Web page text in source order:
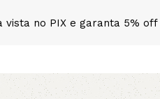
3VX
vista no PIX e garanta 5%